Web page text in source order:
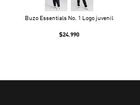
Buzo Essentials No. 1 Logo juvenil
$24.990